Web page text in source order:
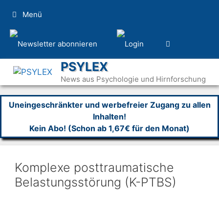
Inhalt
springen
Menü
PSYLEX
News aus Psychologie und Hirnforschung
Uneingeschränkter und werbefreier Zugang zu allen
Inhalten!
Kein Abo! (Schon ab 1,67€ für den Monat)
Komplexe posttraumatische
Belastungsstörung (K-PTBS)